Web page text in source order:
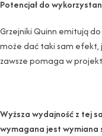
Potencjał do
Grzejniki Quinn emitują
może dać taki sam efekt,
zawsze pomaga w
Wyższa wydajność z tej
wymagana jest wymiana